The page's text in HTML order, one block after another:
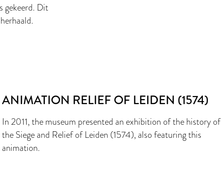
gekeerd. Dit
ANIMATION RELIEF OF LEIDEN (1574)
In 2011, the museum presented an exhibition of the history of
the Siege and Relief of Leiden (1574), also featuring this
animation.